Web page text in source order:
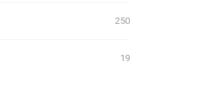
250
19